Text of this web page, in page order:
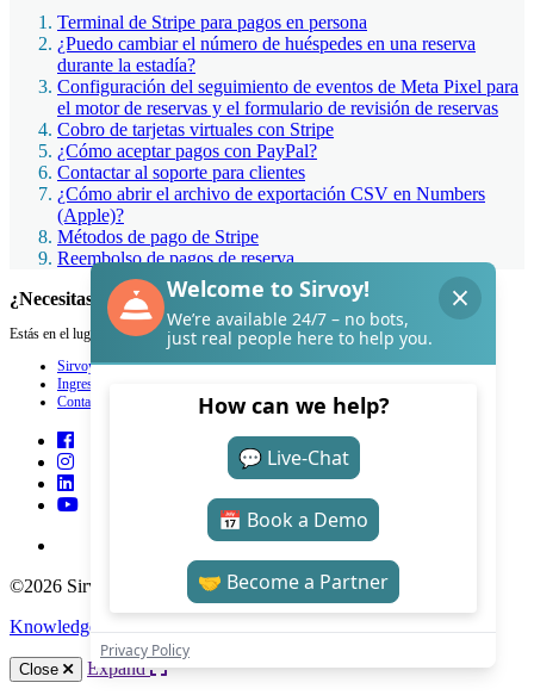
Terminal de Stripe para pagos en persona
¿Puedo cambiar el número de huéspedes en una reserva
durante la estadía?
Configuración del seguimiento de eventos de Meta Pixel para
el motor de reservas y el formulario de revisión de reservas
Cobro de tarjetas virtuales con Stripe
¿Cómo aceptar pagos con PayPal?
Contactar al soporte para clientes
¿Cómo abrir el archivo de exportación CSV en Numbers
(Apple)?
Métodos de pago de Stripe
Reembolso de pagos de reserva
¿Necesitas ayuda con Sirvoy?
Estás en el lugar adecuado.
Sirvoy
Ingresar
Contacto
©2026 Sirvoy . All Rights reserved.
Knowledge Base Software
Close Expand